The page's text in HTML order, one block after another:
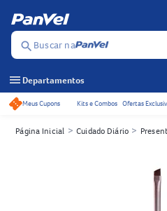
search Buscar na
menu Departamentos
Meus Cupons Kits e Combos Ofertas
Página Inicial > Cuidado Diário >